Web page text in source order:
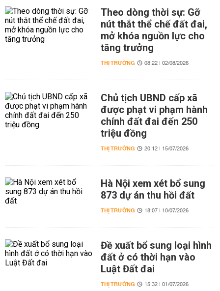
Theo dòng thời sự: Gỡ
nút thắt thể chế đất đai,
mở khóa nguồn lực cho
tăng trưởng
THỊ TRƯỜNG 08:22 | 02/08/2026
Chủ tịch UBND cấp xã
được phạt vi phạm hành
chính đất đai đến 250
triệu đồng
THỊ TRƯỜNG 20:12 | 15/07/2026
Hà Nội xem xét bổ sung
873 dự án thu hồi đất
THỊ TRƯỜNG 18:07 | 10/07/2026
Đề xuất bổ sung loại hình
đất ở có thời hạn vào
Luật Đất đai
THỊ TRƯỜNG 15:32 | 01/07/2026